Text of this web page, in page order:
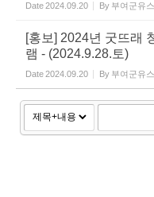
Date2024.09.20 By 부여군유
[홍보] 2024년 굿뜨래
램 - (2024.9.28.토)
Date2024.09.20 By 부여군유